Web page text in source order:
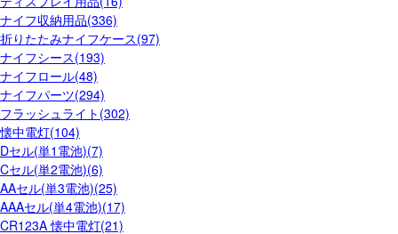
ナイフ収納用品(336)
折りたたみナイフケース(97)
ナイフシース(193)
ナイフロール(48)
ナイフパーツ(294)
フラッシュライト(302)
懐中電灯(104)
Dセル(単1電池)(7)
Cセル(単2電池)(6)
AAセル(単3電池)(25)
AAAセル(単4電池)(17)
CR123A 懐中電灯(21)